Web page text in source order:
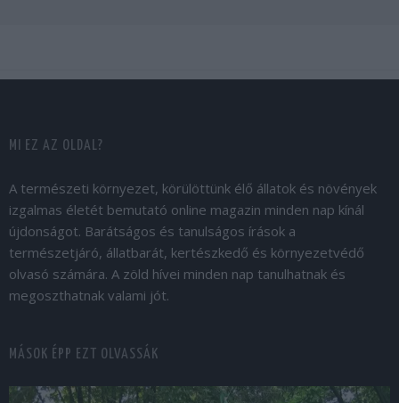
MI EZ AZ OLDAL?
A természeti környezet, körülöttünk élő állatok és növények
izgalmas életét bemutató online magazin minden nap kínál
újdonságot. Barátságos és tanulságos írások a
természetjáró, állatbarát, kertészkedő és környezetvédő
olvasó számára. A zöld hívei minden nap tanulhatnak és
megoszthatnak valami jót.
MÁSOK ÉPP EZT OLVASSÁK